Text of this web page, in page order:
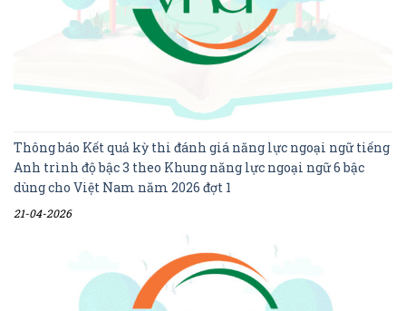
Thông báo Kết quả kỳ thi đánh giá năng lực ngoại ngữ tiếng
Anh trình độ bậc 3 theo Khung năng lực ngoại ngữ 6 bậc
dùng cho Việt Nam năm 2026 đợt 1
21-04-2026